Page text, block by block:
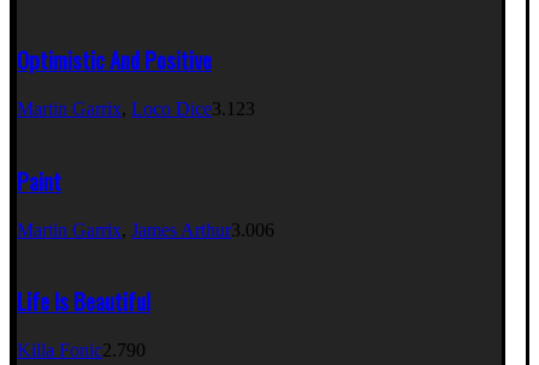
Optimistic And Positive
Martin Garrix, Loco Dice3.123
Paint
Martin Garrix, James Arthur3.006
Life Is Beautiful
Killa Fonic2.790